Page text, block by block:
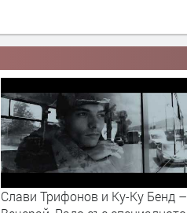
Слави Трифонов и Ку-Ку Бенд –